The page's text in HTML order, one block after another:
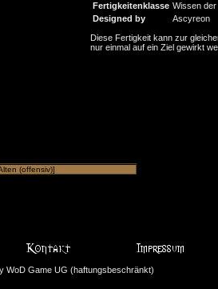
Fertigkeitenklasse Wissen der
Designed by
Ascyreon
Diese Fertigkeit kann zur
nur einmal auf ein Ziel gewirkt
WoD Game UG (haftungsbeschränkt)